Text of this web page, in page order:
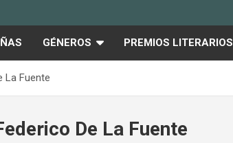
GÉNEROS PREMIOS LITERARIOS
La Fuente
De La Fuente